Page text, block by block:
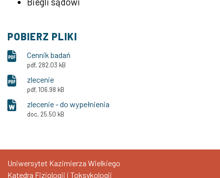
POBIERZ PLIKI
Cennik badań
pdf, 282.03 kB
zlecenie
pdf, 106.98 kB
zlecenie - do wypełnienia
doc, 25.50 kB
Uniwersytet Kazimierza Wielkiego
Katedra Fizjologii i Toksykologii